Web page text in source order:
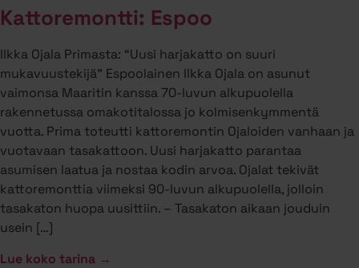
Kattoremontti: Espoo
Ilkka Ojala Primasta: “Uusi harjakatto on suuri
mukavuustekijä” Espoolainen Ilkka Ojala on asunut
vaimonsa Maaritin kanssa 70-luvun alkupuolella
rakennetussa omakotitalossa jo kolmisenkymmentä
vuotta. Prima toteutti kattoremontin Ojaloiden vanhaan ja
vuotavaan tasakattoon. Uusi harjakatto parantaa
asumisen laatua ja nostaa kodin arvoa. Ojalat tekivät
kattoremonttia viimeksi 90-luvun alkupuolella, jolloin
tasakaton huopa uusittiin. – Tasakaton aikaan jouduin
usein […]
Lue koko tarina →